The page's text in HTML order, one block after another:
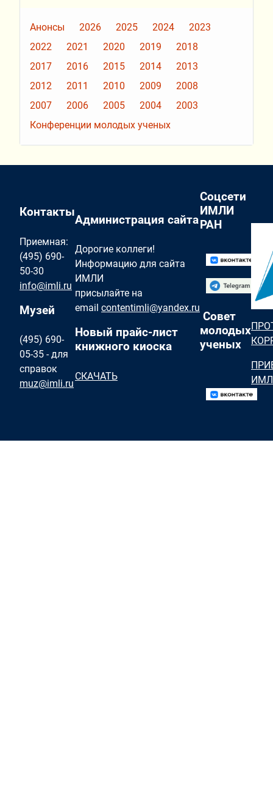
Анонсы 2026 2025 2024
2023
2022
2021 2020 2019
2018
2017
2016 2015 2014
2013
2012
2011 2010 2009
2008
2007
2006 2005 2004
2003
Конференции молодых ученых
Контакты
Приемная:
(495) 690-
50-30
info@imli.ru
Музей
(495) 690-
05-35 - для
справок
muz@imli.ru
Администрация сайта
Дорогие коллеги!
Информацию для сайта
ИМЛИ
присылайте на
email contentimli@yandex.ru
Новый прайс-лист
книжного киоска
СКАЧАТЬ
Соцсети
ИМЛИ
РАН
Совет
молодых
ученых